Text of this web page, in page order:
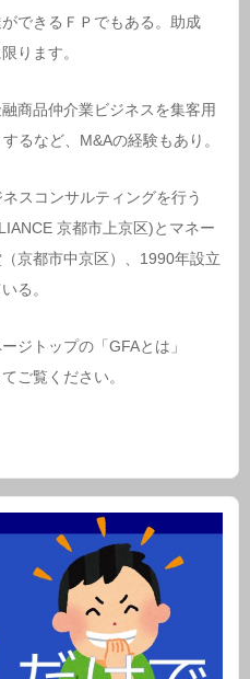
できるＦＰでもある。助成
ります。
商品仲介業ビジネスを集客用
るなど、M&Aの経験もあり。
スコンサルティングを行う
京都市上京区)とマネー
京都市中京区）、1990年設立
る。
ジトップの「GFAとは」
ご覧ください。